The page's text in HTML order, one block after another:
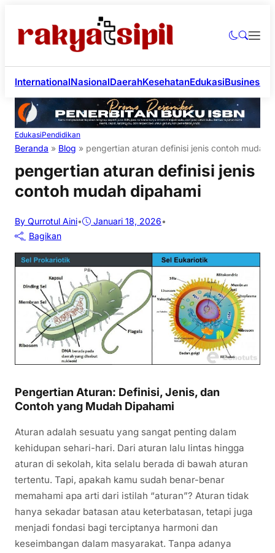
InternationalNasionalDaerahKesehatanEdukasiBusiness
EdukasiPendidikan
Beranda » Blog » pengertian aturan definisi jenis contoh mudah
pengertian aturan definisi jenis
contoh mudah dipahami
By Qurrotul Aini• Januari 18, 2026•
Bagikan
Pengertian Aturan: Definisi, Jenis, dan
Contoh yang Mudah Dipahami
Aturan adalah sesuatu yang sangat penting dalam
kehidupan sehari-hari. Dari aturan lalu lintas hingga
aturan di sekolah, kita selalu berada di bawah aturan
tertentu. Tapi, apakah kamu sudah benar-benar
memahami apa arti dari istilah “aturan”? Aturan tidak
hanya sekadar batasan atau keterbatasan, tetapi juga
menjadi fondasi bagi terciptanya harmoni dan
keseimbangan dalam masyarakat. Tanpa adanya